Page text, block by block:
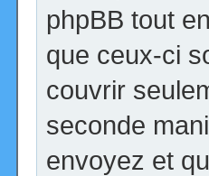
phpBB tout
que ceux-ci
couvrir
seconde
envoyez et